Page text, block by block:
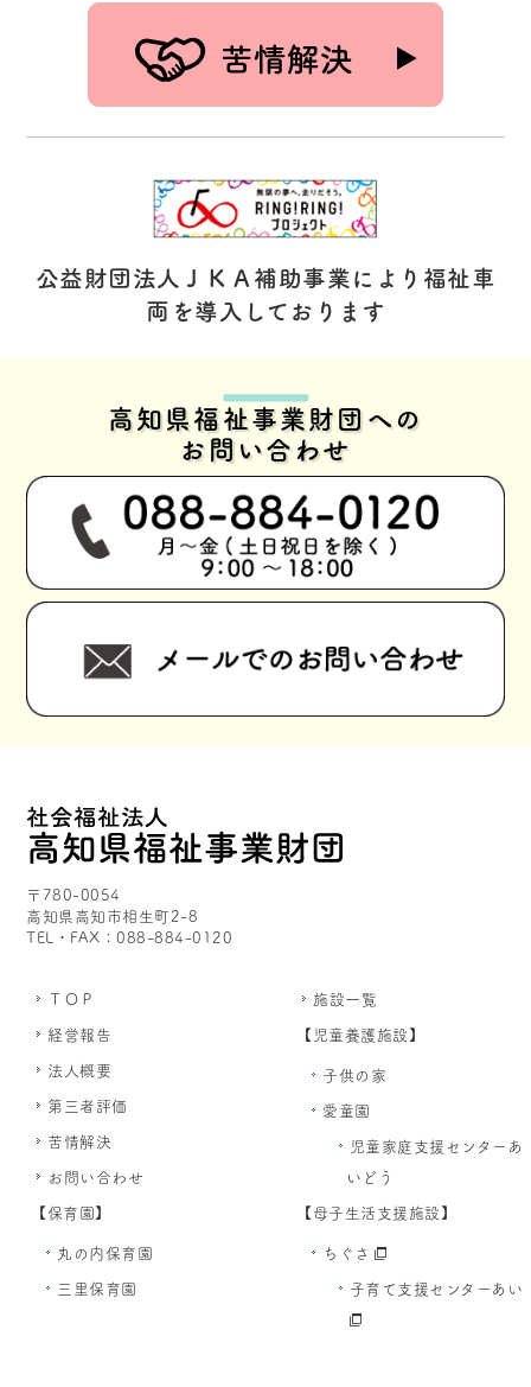
公益財団法人ＪＫＡ補助事業により福祉車
両を導入しております
高知県福祉事業財団への
お問い合わせ
〒780-0054
高知県高知市相生町2-8
TEL・FAX：088-884-0120
ＴＯＰ
経営報告
法人概要
第三者評価
苦情解決
お問い合わせ
施設一覧
【児童養護施設】
子供の家
愛童園
児童家庭支援センターあ
いどう
【保育園】
丸の内保育園
三里保育園
【母子生活支援施設】
ちぐさ
子育て支援センターあい